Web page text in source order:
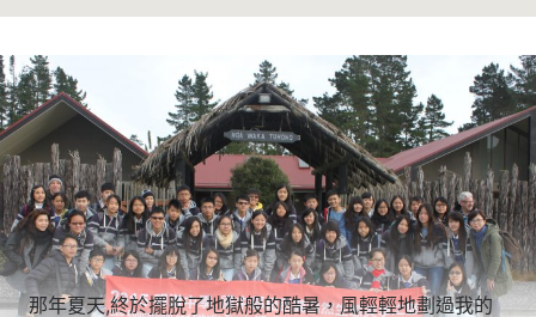
那年夏天,終於擺脫了地獄般的酷暑，風輕輕地劃過我的